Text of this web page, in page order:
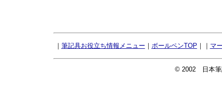
｜ 筆記具お役立ち情報メニュー ｜ ボールペンTOP ｜｜ マ
© 2002 日本筆